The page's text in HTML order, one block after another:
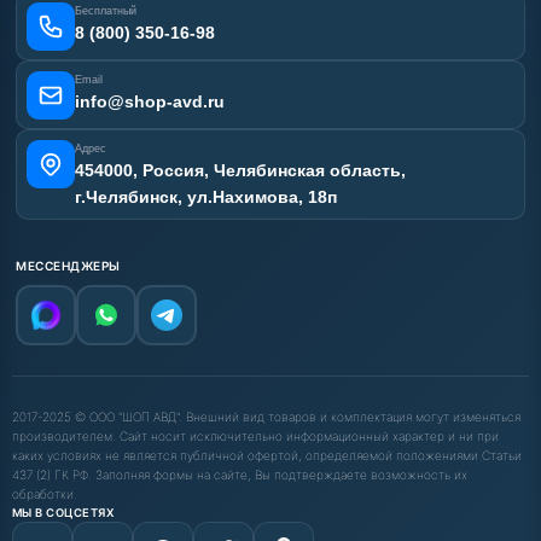
Карта сайта
Бесплатный
8 (800) 350-16-98
Email
info@shop-avd.ru
Адрес
454000, Россия, Челябинская область,
г.Челябинск, ул.Нахимова, 18п
МЕССЕНДЖЕРЫ
2017-2025 © ООО "ШОП АВД". Внешний вид товаров и комплектация могут изменяться
производителем. Сайт носит исключительно информационный характер и ни при
каких условиях не является публичной офертой, определяемой положениями Статьи
437 (2) ГК РФ. Заполняя формы на сайте, Вы подтверждаете возможность их
обработки.
МЫ В СОЦСЕТЯХ